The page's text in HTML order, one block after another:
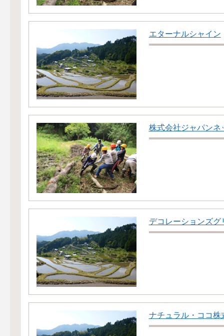
エターナルシャイン
株式会社ジャパンネ
デコレーションズグ
ナチュラル・ココ株